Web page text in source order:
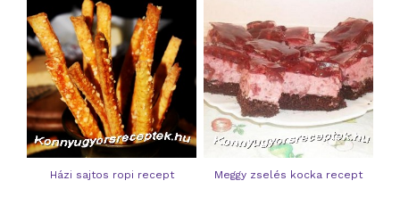
Házi sajtos ropi recept Meggy zselés kocka recept